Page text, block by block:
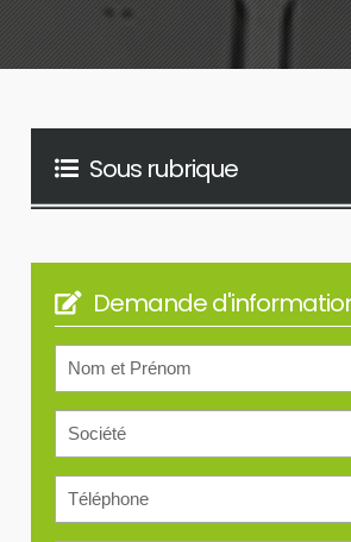
Sous rubrique
Demande